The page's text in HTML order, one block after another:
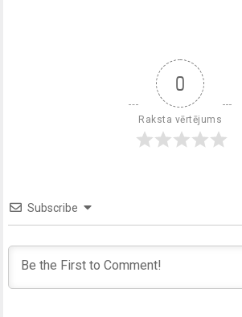
0
Raksta vērtējums
Subscribe